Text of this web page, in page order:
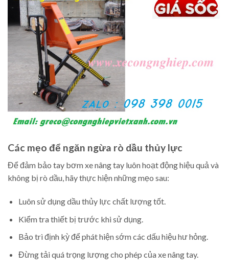
Các mẹo để ngăn ngừa rò dầu thủy lực
Để đảm bảo tay bơm xe nâng tay luôn hoạt động hiệu quả và
không bị rò dầu, hãy thực hiện những mẹo sau:
Luôn sử dụng dầu thủy lực chất lượng tốt.
Kiểm tra thiết bị trước khi sử dụng.
Bảo trì định kỳ để phát hiện sớm các dấu hiệu hư hỏng.
Đừng tải quá trọng lượng cho phép của xe nâng tay.